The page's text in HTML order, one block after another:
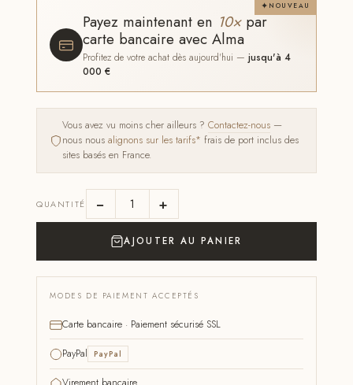
NOUVEAU
Payez maintenant en 10×par
carte bancaire avec Alma
Profitez de votre achat dès aujourd'hui —jusqu'à 4
000 €
Vous avez vu moins cher ailleurs ?Contactez-nous —
nous nousalignons sur les tarifs* frais de port inclus des
sites basés en France.
QUANTITÉ − +
AJOUTER AU PANIER
MODES DE PAIEMENT ACCEPTÉS
Carte bancaire · Paiement sécurisé SSL
PayPal PayPal